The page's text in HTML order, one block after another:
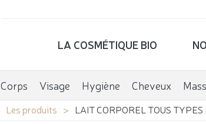
LA COSMÉTIQUE BIO
Corps Visage Hygiène Cheveux
Les produits LAIT CORPOREL TOUS